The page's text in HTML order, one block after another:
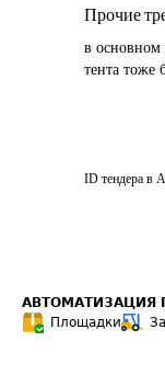
Прочие
в
тента тоже
ID тендера в
АВТОМАТИЗАЦИЯ
Площадки